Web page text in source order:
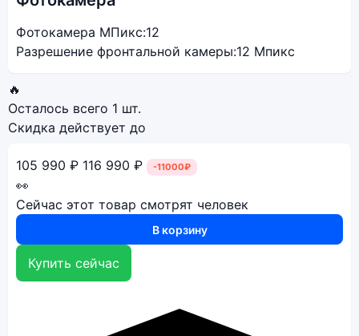
Фотокамера МПикс:12
Разрешение фронтальной камеры:12 Мпикс
🔥
Осталось всего 1 шт.
Скидка действует до
105 990 ₽ 116 990 ₽ -11000₽
👀
Сейчас этот товар смотрят человек
В корзину
Купить сейчас